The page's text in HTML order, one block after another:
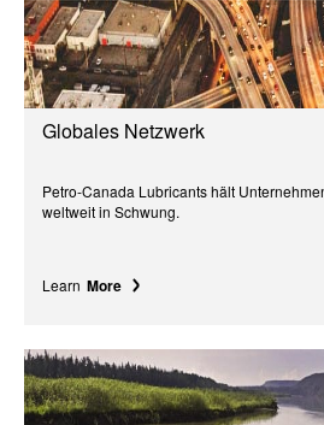
Globales Netzwerk
Petro-Canada Lubricants hält
weltweit in Schwung.
Learn More